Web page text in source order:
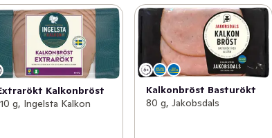
Kalkonbröst
g, Ingelsta Kalkon
Kalkonbröst Basturökt
80 g, Jakobsdals